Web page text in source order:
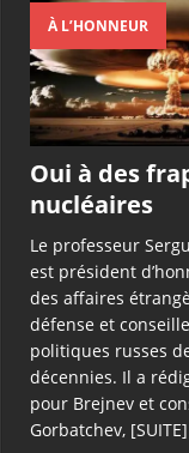
À L’HONNEUR
Oui à des
nucléaires
Le professeur
est président
des affaires
défense et
politiques russes
décennies. Il a
pour Brejnev et
Gorbatchev, [SUITE]